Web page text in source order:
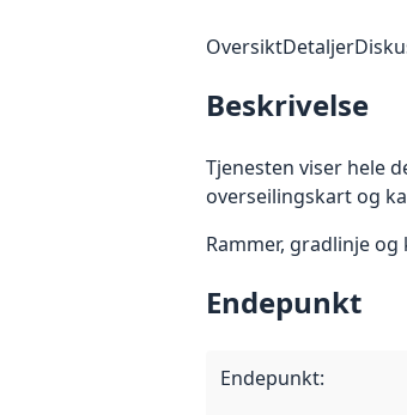
OversiktDetaljer
Beskrivelse
Tjenesten viser hele
overseilingskart og
Rammer, gradlinje
Endepunkt
Endepunkt: